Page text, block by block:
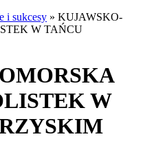
i sukcesy » KUJAWSKO-
W TAŃCU
W